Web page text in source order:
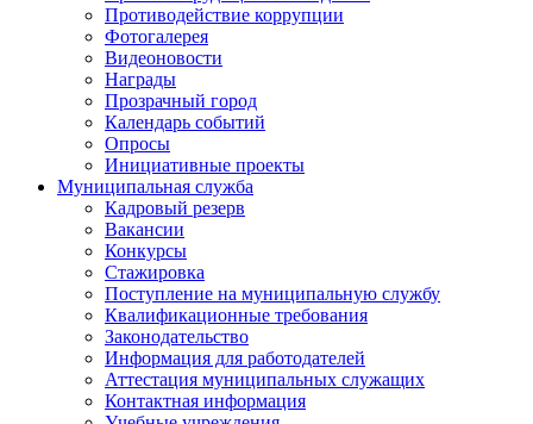
Противодействие коррупции
Фотогалерея
Видеоновости
Награды
Прозрачный город
Календарь событий
Опросы
Инициативные проекты
Муниципальная служба
Кадровый резерв
Вакансии
Конкурсы
Стажировка
Поступление на муниципальную службу
Квалификационные требования
Законодательство
Информация для работодателей
Аттестация муниципальных служащих
Контактная информация